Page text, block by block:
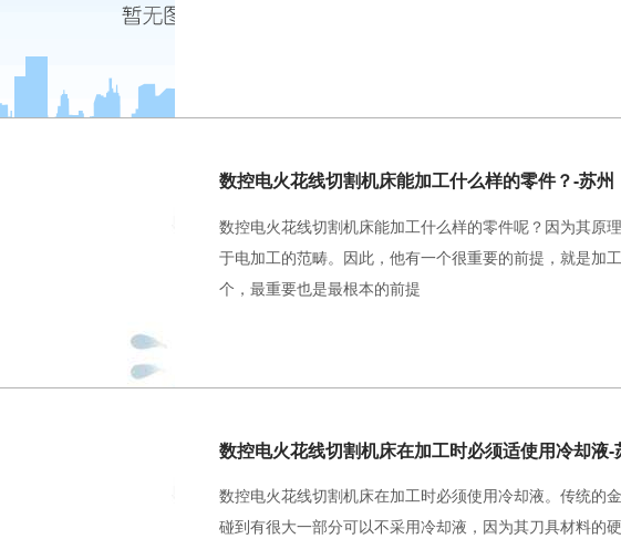
数控电火花线切割机床能加工什么样的零件呢？因为其原
于电加工的范畴。因此，他有一个很重要的前提，就是加
个，最重要也是最根本的前提
数控电火花线切割机床在加工时必须使用冷却液。传统的
碰到有很大一部分可以不采用冷却液，因为其刀具材料的